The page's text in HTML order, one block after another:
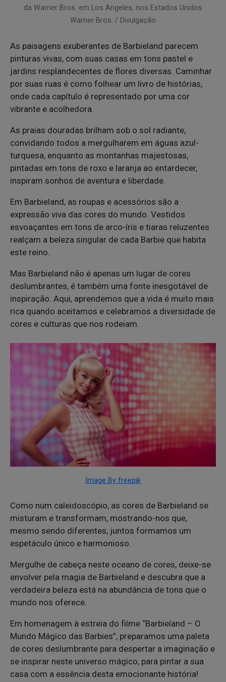
da Warner Bros. em Los Angeles, nos Estados Unidos
Warner Bros. / Divulgação
As paisagens exuberantes de Barbieland parecem
pinturas vivas, com suas casas em tons pastel e
jardins resplandecentes de flores diversas. Caminhar
por suas ruas é como folhear um livro de histórias,
onde cada capítulo é representado por uma cor
vibrante e acolhedora.
As praias douradas brilham sob o sol radiante,
convidando todos a mergulharem em águas azul-
turquesa, enquanto as montanhas majestosas,
pintadas em tons de roxo e laranja ao entardecer,
inspiram sonhos de aventura e liberdade.
Em Barbieland, as roupas e acessórios são a
expressão viva das cores do mundo. Vestidos
esvoaçantes em tons de arco-íris e tiaras reluzentes
realçam a beleza singular de cada Barbie que habita
este reino.
Mas Barbieland não é apenas um lugar de cores
deslumbrantes, é também uma fonte inesgotável de
inspiração. Aqui, aprendemos que a vida é muito mais
rica quando aceitamos e celebramos a diversidade de
cores e culturas que nos rodeiam.
Image By freepik
Como num caleidoscópio, as cores de Barbieland se
misturam e transformam, mostrando-nos que,
mesmo sendo diferentes, juntos formamos um
espetáculo único e harmonioso.
Mergulhe de cabeça neste oceano de cores, deixe-se
envolver pela magia de Barbieland e descubra que a
verdadeira beleza está na abundância de tons que o
mundo nos oferece.
Em homenagem à estreia do filme “Barbieland – O
Mundo Mágico das Barbies”, preparamos uma paleta
de cores deslumbrante para despertar a imaginação e
se inspirar neste universo mágico, para pintar a sua
casa com a essência desta emocionante história!